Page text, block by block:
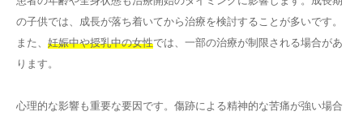
の子供では、成長が落ち着いてから治療を検討することが多いです。
また、 妊娠中や授乳中の女性では、一部の治療が制限される場合があ
ります。
心理的な影響も重要な要因です。傷跡による精神的な苦痛が強い場合